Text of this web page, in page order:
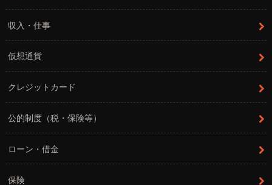
収入・仕事
仮想通貨
クレジットカード
公的制度（税・保険等）
ローン・借金
保険